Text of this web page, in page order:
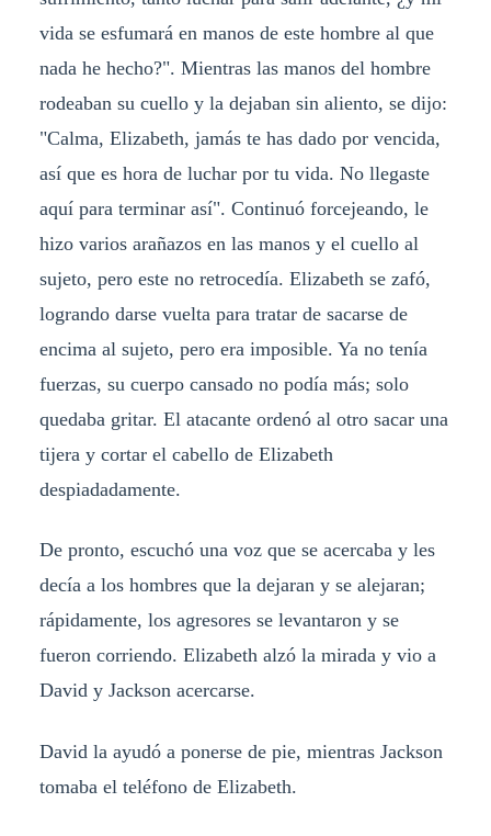
vida se esfumará en manos de este hombre al que
nada he hecho?". Mientras las manos del hombre
rodeaban su cuello y la dejaban sin aliento, se dijo:
"Calma, Elizabeth, jamás te has dado por vencida,
así que es hora de luchar por tu vida. No llegaste
aquí para terminar así". Continuó forcejeando, le
hizo varios arañazos en las manos y el cuello al
sujeto, pero este no retrocedía. Elizabeth se zafó,
logrando darse vuelta para tratar de sacarse de
encima al sujeto, pero era imposible. Ya no tenía
fuerzas, su cuerpo cansado no podía más; solo
quedaba gritar. El atacante ordenó al otro sacar una
tijera y cortar el cabello de Elizabeth
despiadadamente.
De pronto, escuchó una voz que se acercaba y les
decía a los hombres que la dejaran y se alejaran;
rápidamente, los agresores se levantaron y se
fueron corriendo. Elizabeth alzó la mirada y vio a
David y Jackson acercarse.
David la ayudó a ponerse de pie, mientras Jackson
tomaba el teléfono de Elizabeth.